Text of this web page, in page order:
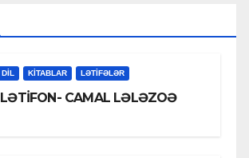
DİL KİTABLAR LƏTIFƏLƏR
LƏTİFON- CAMAL LƏLƏZOƏ